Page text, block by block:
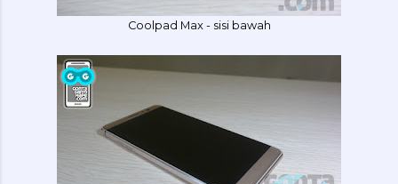
Coolpad Max - sisi bawah